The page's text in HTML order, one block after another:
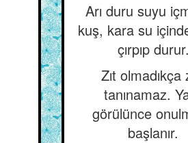
Arı duru suyu
kuş, kara su
çırpıp durur.
Zıt olmadıkça
tanınamaz.
görülünce
başlanır.